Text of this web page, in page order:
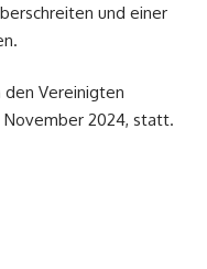
und einer
den Vereinigten
2024, statt.